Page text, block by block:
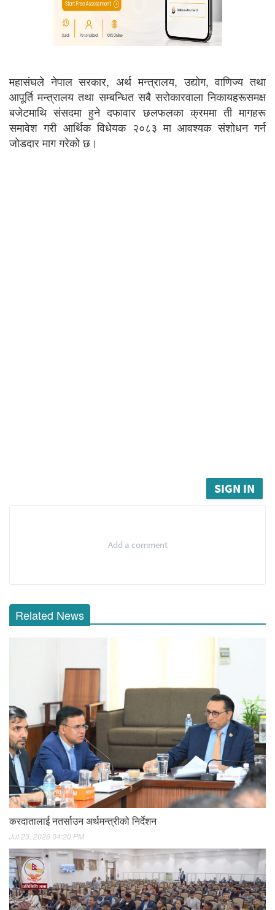
महासंघले नेपाल सरकार, अर्थ मन्त्रालय, उद्योग, वाणिज्य तथा
आपूर्ति मन्त्रालय तथा सम्बन्धित सबै सरोकारवाला निकायहरूसमक्ष
बजेटमाथि संसदमा हुने दफावार छलफलका क्रममा ती मागहरू
समावेश गरी आर्थिक विधेयक २०८३ मा आवश्यक संशोधन गर्न
जोडदार माग गरेको छ।
SIGN IN
Add a comment
Related News
करदातालाई नतर्साउन अर्थमन्त्रीको निर्देशन
Jul 23, 2026 04:20 PM